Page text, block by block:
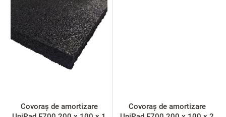
Covoraș de amortizare
Covoraș de amortizare